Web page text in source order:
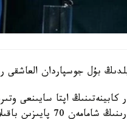
بۇل جوسپاردان
كابينەتىنىڭ اپتا سايىنعى
بويىنشا گازا